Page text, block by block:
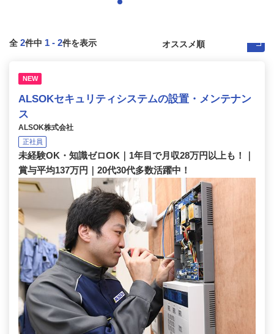
全 2件中 1 - 2件を表示
NEW
ALSOKセキュリティシステムの設置・メンテナン
ス
ALSOK株式会社
正社員
未経験OK・知識ゼロOK｜1年目で月収28万円以上も！｜
賞与平均137万円｜20代30代多数活躍中！